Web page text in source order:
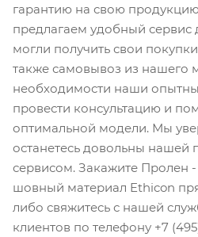
гарантию на свою
предлагаем удобный сервис
могли получить свои
также самовывоз из нашего
необходимости наши
провести консультацию и
оптимальной модели. Мы
останетесь довольны нашей
сервисом. Закажите Пролен -
шовный материал Ethicon
либо свяжитесь с нашей
клиентов по телефону +7